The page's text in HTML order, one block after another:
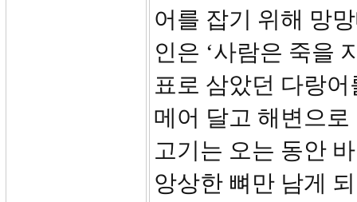
어를 잡기 위해 망
인은 ‘사람은 죽을
표로 삼았던 다랑
메어 달고 해변으
고기는 오는 동안
앙상한 뼈만 남게